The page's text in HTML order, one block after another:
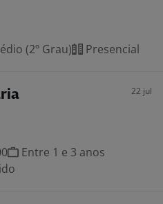
(2º Grau) Presencial
22 jul
Entre 1 e 3 anos